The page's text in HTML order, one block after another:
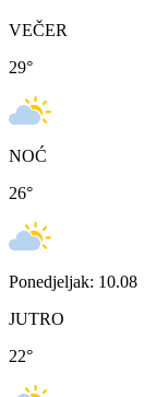
VEČER
29°
NOĆ
26°
Ponedjeljak: 10.08
JUTRO
22°